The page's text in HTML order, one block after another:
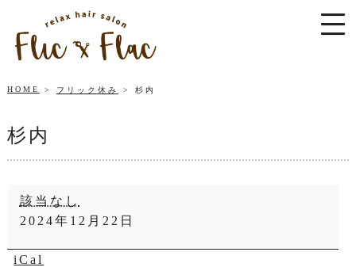
HOME フリック休み 杉内
杉内
該当なし
2024年12月22日
iCal